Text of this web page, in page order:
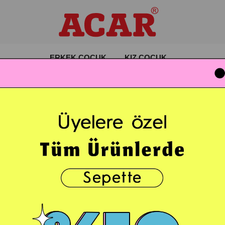
ERKEK ÇOCUK KIZ ÇOCUK
kullanımınızı kişiselleştirmek için kullanır. Bu kullanım:
sürekli açık kalmasını sağlayan, böylece her ziyaretinizde
cihazlardan bağlandığınız, web sitesi/mobil uygulama/mobil sitesi